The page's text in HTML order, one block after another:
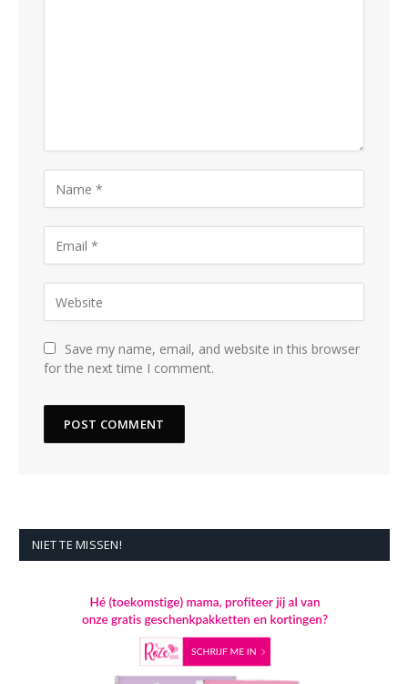
Save my name, email, and website in this browser
for the next time I comment.
NIET TE MISSEN!